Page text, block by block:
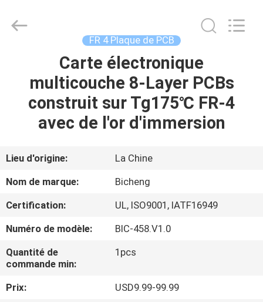
MAISON
VIDÉOS
À
PROPOS
DE
Electronics
Technology
FR 4 Plaque de PCB
Carte électronique
multicouche 8-Layer PCBs
construit sur Tg175℃ FR-4
avec de l'or d'immersion
Lieu d'origine:
La Chine
Nom de marque:
Bicheng
Certification:
UL, ISO9001, IATF16949
Numéro de modèle:
BIC-458.V1.0
Quantité de
commande min:
1pcs
Prix:
USD9.99-99.99